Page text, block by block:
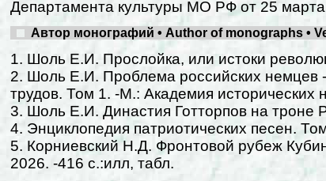
Департамента культуры МО РФ от 25
Автор монографий • Author of monographs •
1. Шоль Е.И. Прослойка, или истоки
2. Шоль Е.И. Проблема российских немцев
трудов. Том 1. -М.: Академия исторических
3. Шоль Е.И. Династия Готторпов на троне
4. Энциклопедия патриотических песен.
5. Корниевский Н.Д. Фронтовой рубеж
2026. -416 с.:илл, табл.